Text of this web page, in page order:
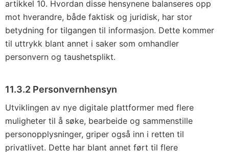
artikkel 10. Hvordan disse hensynene balanseres opp
mot hverandre, både faktisk og juridisk, har stor
betydning for tilgangen til informasjon. Dette kommer
til uttrykk blant annet i saker som omhandler
personvern og taushetsplikt.
11.3.2 Personvernhensyn
Utviklingen av nye digitale plattformer med flere
muligheter til å søke, bearbeide og sammenstille
personopplysninger, griper også inn i retten til
privatlivet. Dette har blant annet ført til flere